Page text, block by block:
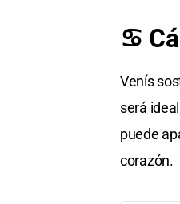
♋
Venís
será
puede
corazón.